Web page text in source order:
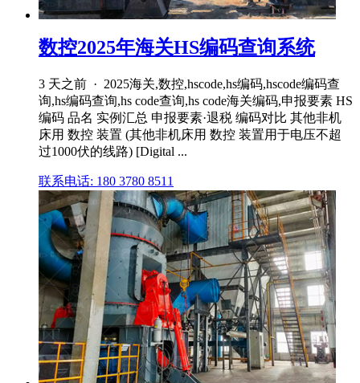
数控2025年海关HS编码查询系统
3 天之前 · 2025海关,数控,hscode,hs编码,hscode编码查
询,hs编码查询,hs code查询,hs code海关编码,申报要素 HS
编码 品名 实例汇总 申报要素·退税 编码对比 其他非机
床用 数控 装置 (其他非机床用 数控 装置用于电压不超
过1000伏的线路) [Digital ...
联系电话: 180 3780 8511